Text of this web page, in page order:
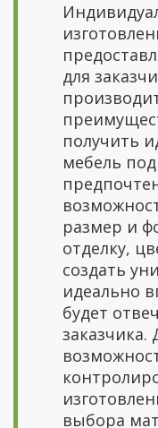
для
получить
мебель
размер и
отделку,
создать
идеально
будет
выбора